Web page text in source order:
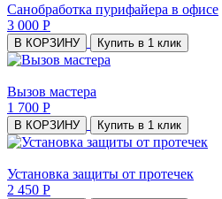
Санобработка пурифайера в офисе
3 000 Р
В КОРЗИНУ Купить в 1 клик
Вызов мастера
1 700 Р
В КОРЗИНУ Купить в 1 клик
Установка защиты от протечек
2 450 Р